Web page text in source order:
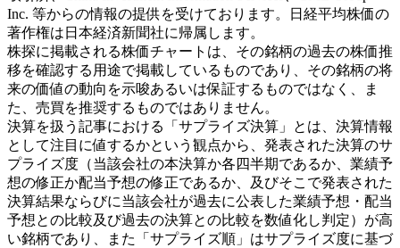
Inc. 等からの情報の提供を受けております。日経平均株価の
著作権は日本経済新聞社に帰属します。
株探に掲載される株価チャートは、その銘柄の過去の株価推
移を確認する用途で掲載しているものであり、その銘柄の将
来の価値の動向を示唆あるいは保証するものではなく、ま
た、売買を推奨するものではありません。
決算を扱う記事における「サプライズ決算」とは、決算情報
として注目に値するかという観点から、発表された決算のサ
プライズ度（当該会社の本決算か各四半期であるか、業績予
想の修正か配当予想の修正であるか、及びそこで発表された
決算結果ならびに当該会社が過去に公表した業績予想・配当
予想との比較及び過去の決算との比較を数値化し判定）が高
い銘柄であり、また「サプライズ順」はサプライズ度に基づ